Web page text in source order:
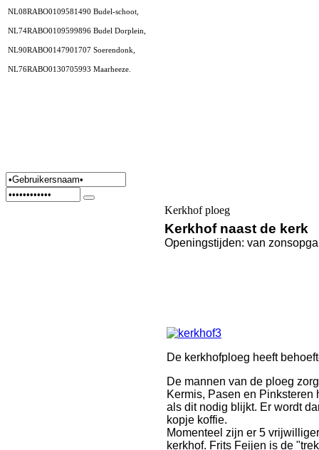
NL08RABO0109581490 Budel-schoot,
NL74RABO0109599896 Budel Dorplein,
NL90RABO0147901707 Soerendonk,
NL76RABO0130705993 Maarheeze.
Kerkhof ploeg
Kerkhof naast de kerk
Openingstijden: van
De kerkhofploeg heeft
De mannen van de ploeg
Kermis, Pasen en
als dit nodig blijkt. Er wordt
kopje koffie.
Momenteel zijn er 5
kerkhof. Frits Feijen is de